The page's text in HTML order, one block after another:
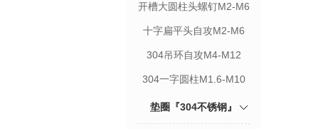
开槽大圆柱头螺钉M2-M6
十字扁平头自攻M2-M6
304吊环自攻M4-M12
304一字圆柱M1.6-M10
垫圈『304不锈钢』